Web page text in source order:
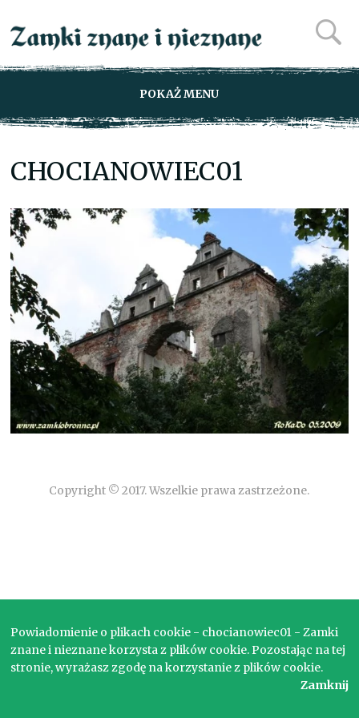
POKAŻ MENU
CHOCIANOWIEC01
Copyright © 2017. Wszelkie prawa zastrzeżone.
Powiadomienie o plikach cookie - chocianowiec01 - Zamki
znane i nieznane korzysta z plików cookie. Pozostając na tej
stronie, wyrażasz zgodę na korzystanie z plików cookie.
Zamknij